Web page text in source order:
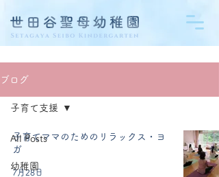
ブログ
All Posts
幼稚園
子育て支援
子育てママのためのリラックス・ヨ
ガ
7月28日